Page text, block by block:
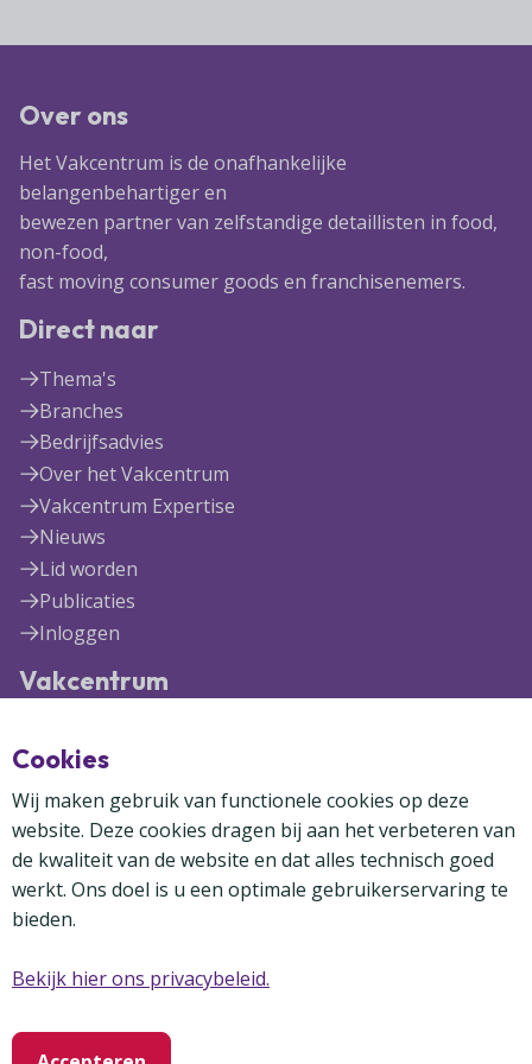
Over ons
Het Vakcentrum is de onafhankelijke
belangenbehartiger en
bewezen partner van zelfstandige detaillisten in food,
non-food,
fast moving consumer goods en franchisenemers.
Direct naar
Thema's
Branches
Bedrijfsadvies
Over het Vakcentrum
Vakcentrum Expertise
Nieuws
Lid worden
Publicaties
Inloggen
Vakcentrum
3447 GR Woerden
(0348) 41 97 71
info@vakcentrum.nl
Copyright Vakcentrum 2024-2026
PrivacybeleidDisclaimer
Cookies
Wij maken gebruik van functionele cookies op deze
website. Deze cookies dragen bij aan het verbeteren van
de kwaliteit van de website en dat alles technisch goed
werkt. Ons doel is u een optimale gebruikerservaring te
bieden.
Bekijk hier ons privacybeleid.